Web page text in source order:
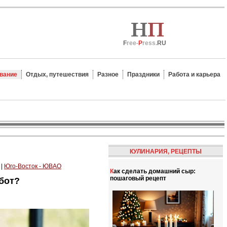
Free-Press.RU
Отдых, путешествия Разное Праздники Работа и карьера
Юго-Восток - ЮВАО
КУЛИНАРИЯ, РЕЦЕПТЫ
Как сделать домашний сыр:
пошаговый рецепт